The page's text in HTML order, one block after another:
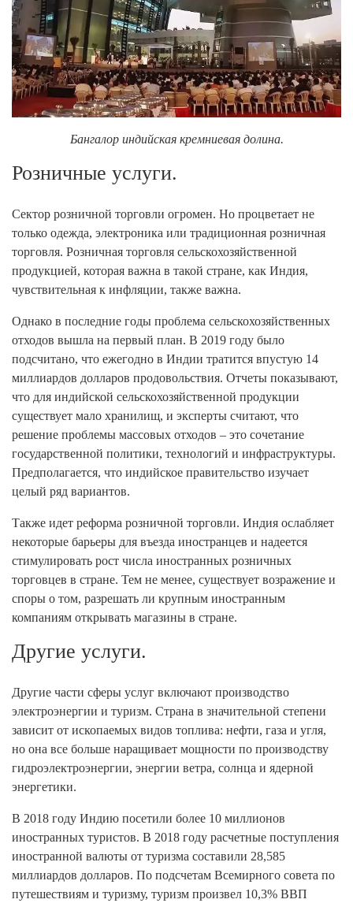
Бангалор индийская кремниевая долина.
Розничные услуги.
Сектор розничной торговли огромен. Но процветает не
только одежда, электроника или традиционная розничная
торговля. Розничная торговля сельскохозяйственной
продукцией, которая важна в такой стране, как Индия,
чувствительная к инфляции, также важна.
Однако в последние годы проблема сельскохозяйственных
отходов вышла на первый план. В 2019 году было
подсчитано, что ежегодно в Индии тратится впустую 14
миллиардов долларов продовольствия. Отчеты показывают,
что для индийской сельскохозяйственной продукции
существует мало хранилищ, и эксперты считают, что
решение проблемы массовых отходов – это сочетание
государственной политики, технологий и инфраструктуры.
Предполагается, что индийское правительство изучает
целый ряд вариантов.
Также идет реформа розничной торговли. Индия ослабляет
некоторые барьеры для въезда иностранцев и надеется
стимулировать рост числа иностранных розничных
торговцев в стране. Тем не менее, существует возражение и
споры о том, разрешать ли крупным иностранным
компаниям открывать магазины в стране.
Другие услуги.
Другие части сферы услуг включают производство
электроэнергии и туризм. Страна в значительной степени
зависит от ископаемых видов топлива: нефти, газа и угля,
но она все больше наращивает мощности по производству
гидроэлектроэнергии, энергии ветра, солнца и ядерной
энергетики.
В 2018 году Индию посетили более 10 миллионов
иностранных туристов. В 2018 году расчетные поступления
иностранной валюты от туризма составили 28,585
миллиардов долларов. По подсчетам Всемирного совета по
путешествиям и туризму, туризм произвел 10,3% ВВП